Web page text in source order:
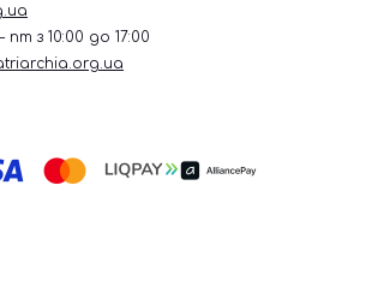
з 10:00 до 17:00